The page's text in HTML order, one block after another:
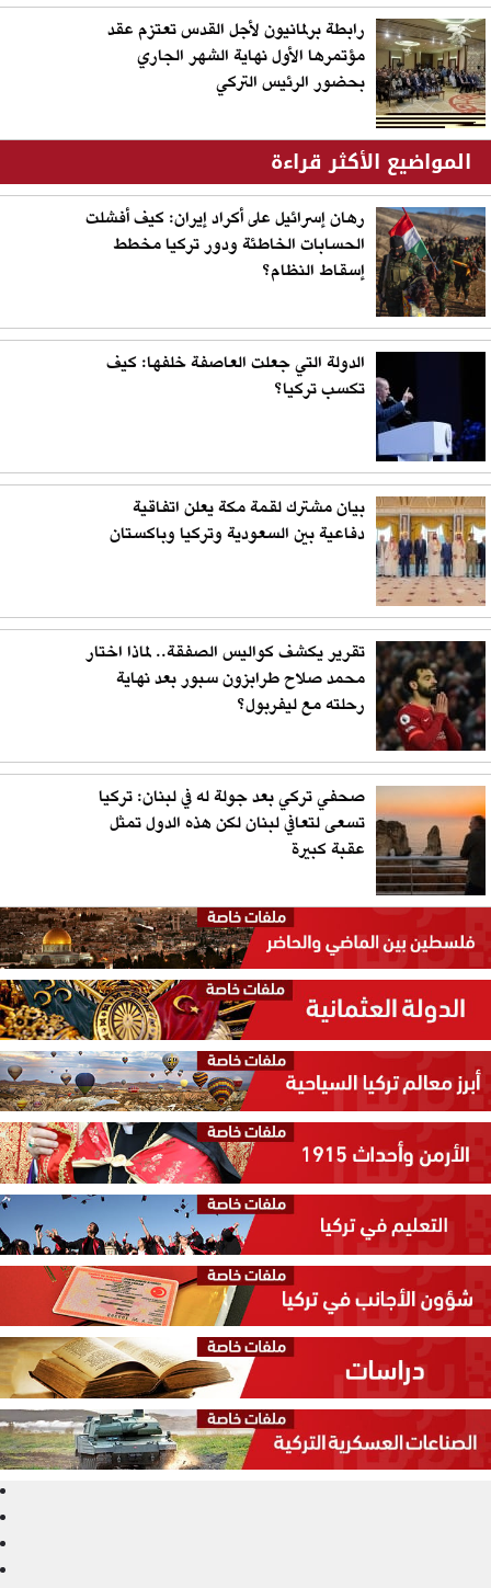
رابطة برلمانيون لأجل القدس تعتزم عقد
مؤتمرها الأول نهاية الشهر الجاري
بحضور الرئيس التركي
المواضيع الأكثر قراءة
رهان إسرائيل على أكراد إيران: كيف أفشلت
الحسابات الخاطئة ودور تركيا مخطط
إسقاط النظام؟
الدولة التي جعلت العاصفة خلفها: كيف
تكسب تركيا؟
بيان مشترك لقمة مكة يعلن اتفاقية
دفاعية بين السعودية وتركيا وباكستان
تقرير يكشف كواليس الصفقة.. لماذا اختار
محمد صلاح طرابزون سبور بعد نهاية
رحلته مع ليفربول؟
صحفي تركي بعد جولة له في لبنان: تركيا
تسعى لتعافي لبنان لكن هذه الدول تمثل
عقبة كبيرة